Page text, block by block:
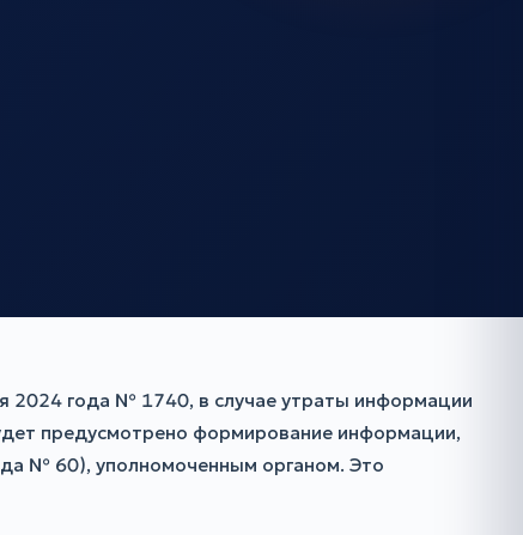
2024 года № 1740, в случае утраты информации
предусмотрено формирование информации,
№ 60), уполномоченным органом. Это